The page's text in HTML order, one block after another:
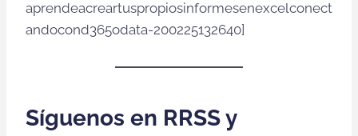
aprendeacreartuspropiosinformesenexcelconect
andocond365odata-200225132640]
Síguenos en RRSS y